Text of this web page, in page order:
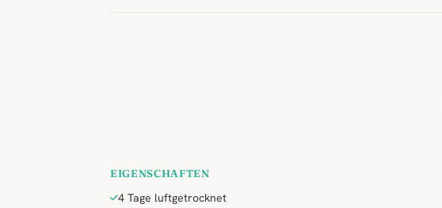
EIGENSCHAFTEN
4 Tage luftgetrocknet